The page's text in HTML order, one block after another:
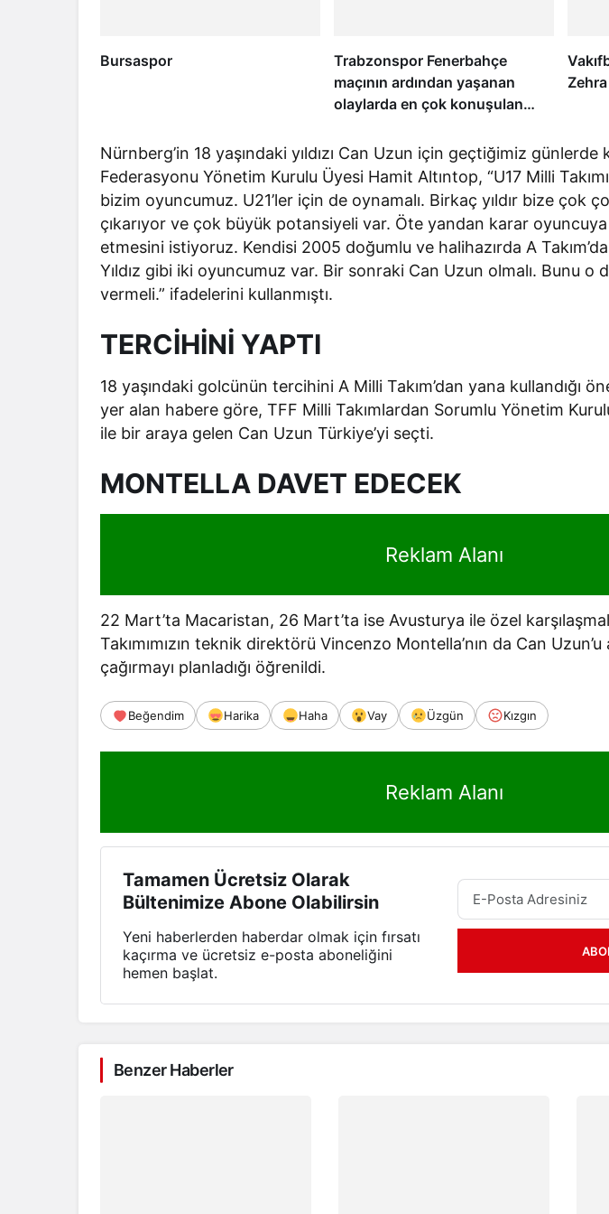
Bursaspor
Trabzonspor Fenerbahçe
maçının ardından yaşanan
olaylarda en çok konuşulan
konuştu
Nürnberg’in 18 yaşındaki yıldızı Can Uzun için geçtiğimiz
Federasyonu Yönetim Kurulu Üyesi Hamit Altıntop, “U17 Milli
bizim oyuncumuz. U21’ler için de oynamalı. Birkaç yıldır bize çok
çıkarıyor ve çok büyük potansiyeli var. Öte yandan karar
etmesini istiyoruz. Kendisi 2005 doğumlu ve halihazırda A
Yıldız gibi iki oyuncumuz var. Bir sonraki Can Uzun olmalı. Bunu o
vermeli.” ifadelerini kullanmıştı.
TERCİHİNİ YAPTI
18 yaşındaki golcünün tercihini A Milli Takım’dan yana kullandığı
yer alan habere göre, TFF Milli Takımlardan Sorumlu Yönetim
ile bir araya gelen Can Uzun Türkiye’yi seçti.
MONTELLA DAVET EDECEK
Reklam Alanı
22 Mart’ta Macaristan, 26 Mart’ta ise Avusturya ile özel
Takımımızın teknik direktörü Vincenzo Montella’nın da Can
çağırmayı planladığı öğrenildi.
Beğendim Harika Haha Vay Üzgün Kızgın
Reklam Alanı
Tamamen Ücretsiz Olarak
Bültenimize Abone Olabilirsin
Yeni haberlerden haberdar olmak için fırsatı
kaçırma ve ücretsiz e-posta aboneliğini
hemen başlat.
Benzer Haberler